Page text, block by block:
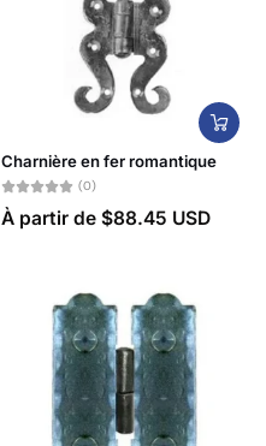
Charnière en fer romantique
(0)
À partir de $88.45 USD